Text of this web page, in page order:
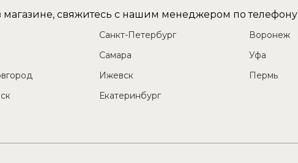
магазине, свяжитесь с нашим менеджером по телефону
Санкт-Петербург
Воронеж
Самара
Уфа
Ижевск
Пермь
Екатеринбург